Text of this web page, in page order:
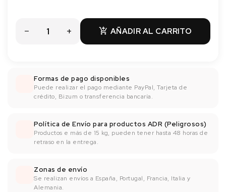
 AÑADIR AL CARRITO
Formas de pago disponibles
Puede realizar el pago mediante PayPal, Tarjeta de
crédito, Bizum o transferencia bancaría.
Política de Envío para productos ADR (Peligrosos)
Productos e más de 15 kg, pueden tener hasta 48 horas de
retraso en la entrega.
Zonas de envío
Se realizan envíos a España, Portugal, Francia, Italia y
Alemania.